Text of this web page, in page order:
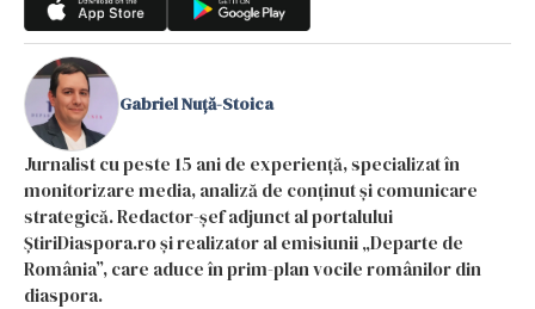
Gabriel Nuță-Stoica
Jurnalist cu peste 15 ani de experiență, specializat în
monitorizare media, analiză de conținut și comunicare
strategică. Redactor-șef adjunct al portalului
ȘtiriDiaspora.ro și realizator al emisiunii „Departe de
România”, care aduce în prim-plan vocile românilor din
diaspora.